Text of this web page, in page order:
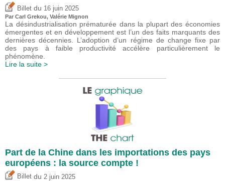
Billet du 16 juin 2025
Par Carl Grekou, Valérie Mignon
La désindustrialisation prématurée dans la plupart des économies
émergentes et en développement est l’un des faits marquants des
dernières décennies. L’adoption d’un régime de change fixe par
des pays à faible productivité accélère particulièrement le
phénomène.
Lire la suite >
Part de la Chine dans les importations des pays
européens : la source compte !
Billet du 2 juin 2025